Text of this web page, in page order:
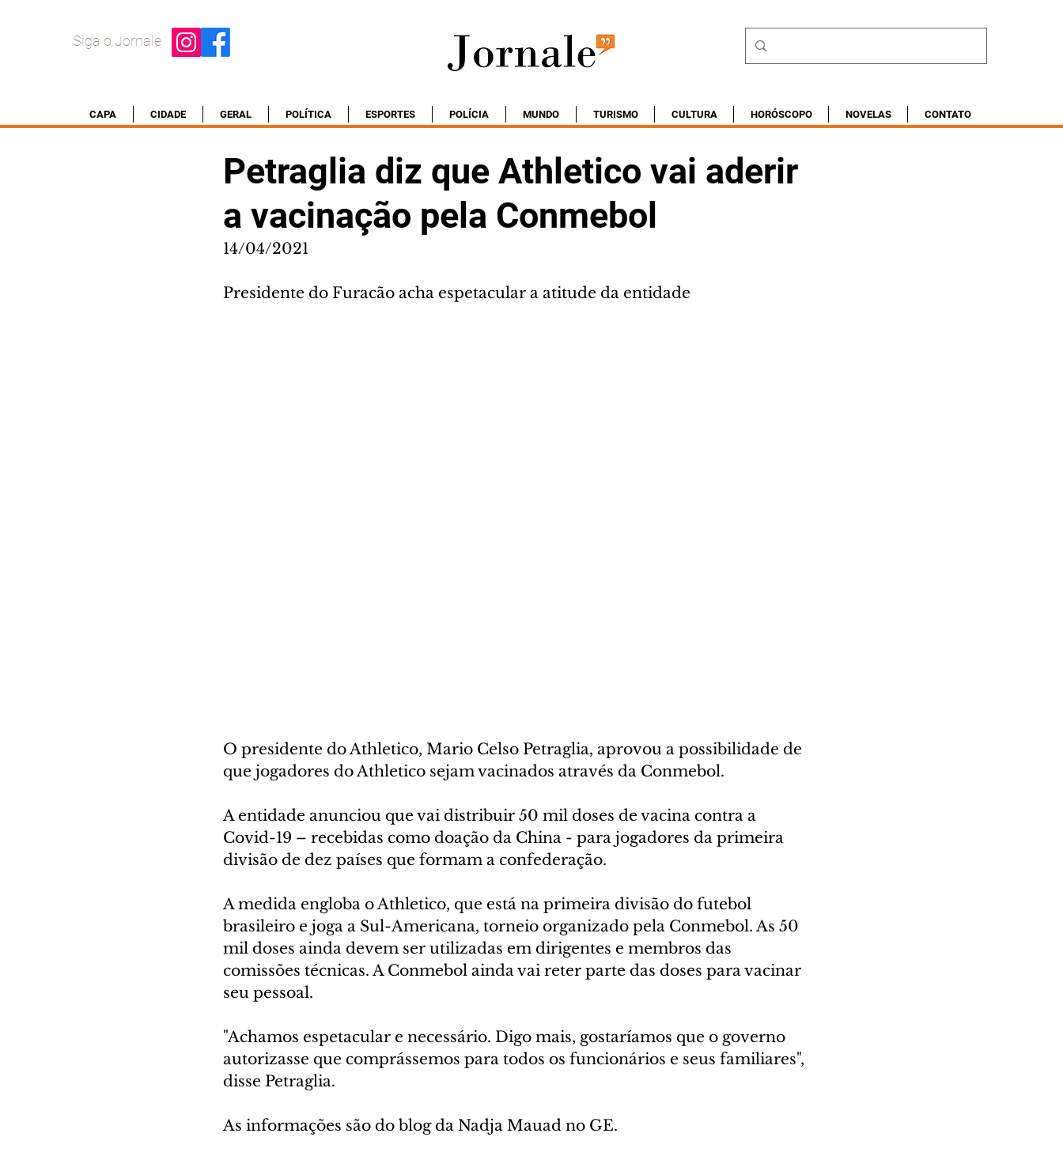
Siga o Jornale
CAPA CIDADE GERAL POLÍTICA ESPORTES POLÍCIA MUNDO TURISMO CULTURA HORÓSCOPO NOVELAS CONTATO
Petraglia diz que Athletico vai aderir
a vacinação pela Conmebol
14/04/2021
Presidente do Furacão acha espetacular a atitude da entidade
O presidente do Athletico, Mario Celso Petraglia, aprovou a possibilidade de
que jogadores do Athletico sejam vacinados através da Conmebol.
A entidade anunciou que vai distribuir 50 mil doses de vacina contra a
Covid-19 – recebidas como doação da China - para jogadores da primeira
divisão de dez países que formam a confederação.
A medida engloba o Athletico, que está na primeira divisão do futebol
brasileiro e joga a Sul-Americana, torneio organizado pela Conmebol. As 50
mil doses ainda devem ser utilizadas em dirigentes e membros das
comissões técnicas. A Conmebol ainda vai reter parte das doses para vacinar
seu pessoal.
"Achamos espetacular e necessário. Digo mais, gostaríamos que o governo
autorizasse que comprássemos para todos os funcionários e seus familiares",
disse Petraglia.
As informações são do blog da Nadja Mauad no GE.